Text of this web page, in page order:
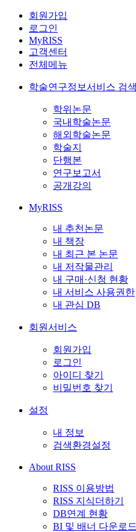
회원가입
로그인
MyRISS
고객센터
전체메뉴
학술연구정보서비스 검색
학위논문
국내학술논문
해외학술논문
학술지
단행본
연구보고서
공개강의
MyRISS
내 추천논문
내 책장
내 최근 본 논문
내 저작물관리
내 구매·신청 현황
내 서비스 사용권한
내 관심 DB
회원서비스
회원가입
로그인
아이디 찾기
비밀번호 찾기
설정
내 정보
검색환경설정
About RISS
RISS 이용방법
RISS 지식더하기
DB연계 현황
BI 및 배너 다운로드